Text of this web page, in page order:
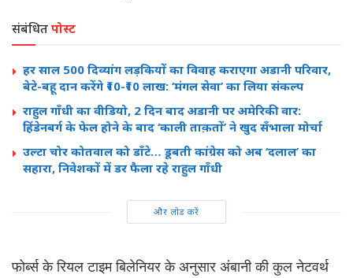
संबंधितपोस्ट
हर साल 500 दिव्यांग लड़कियों का विवाह कराएगा अडानी परिवार,
बेटे-बहू दान करेंगे ₹10-₹10 लाख: ‘मंगल सेवा’ का लिया संकल्प
राहुल गाँधी का वीडियो, 2 दिन बाद अडानी पर अमेरिकी वार:
हिंडेनबर्ग के फेल होने के बाद ‘काली ताक़तों’ ने खुद सँभाला मोर्चा
उल्टा चोर कोतवाल को डाँटे… डूबती कांग्रेस को अब ‘दलाल’ का
सहारा, निवेशकों में डर फैला रहे राहुल गाँधी
और लोड करें
फोर्ब्स के रियल टाइम बिलेनियर के अनुसार अंबानी की कुल नेटवर्थ